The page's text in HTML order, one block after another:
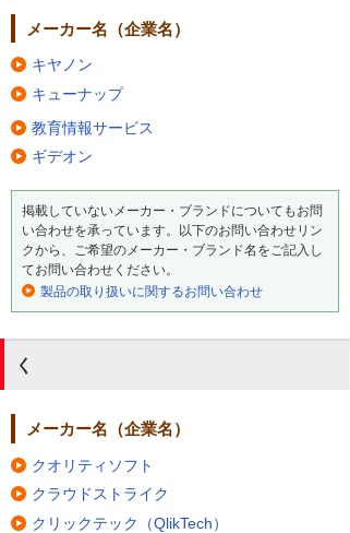
メーカー名（企業名）
キヤノン
キューナップ
教育情報サービス
ギデオン
掲載していないメーカー・ブランドについてもお問
い合わせを承っています。以下のお問い合わせリン
クから、ご希望のメーカー・ブランド名をご記入し
てお問い合わせください。
製品の取り扱いに関するお問い合わせ
く
メーカー名（企業名）
クオリティソフト
クラウドストライク
クリックテック（QlikTech）